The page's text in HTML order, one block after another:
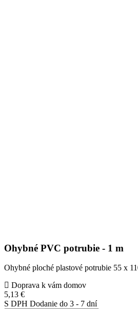
Ohybné PVC potrubie - 1 m
Ohybné ploché plastové potrubie 55 x
Doprava k vám domov
5,13 €
S DPH Dodanie do 3 - 7 dní